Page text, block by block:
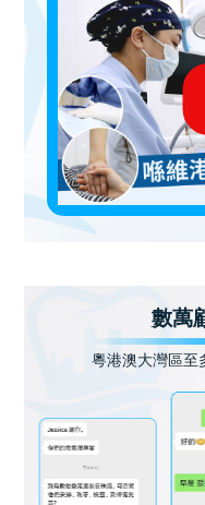
數萬
粵港澳大灣區至